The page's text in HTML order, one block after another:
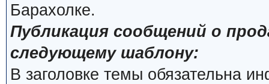
Барахолке.
Публикация сообщений о
следующему шаблону:
В заголовке темы обязательна